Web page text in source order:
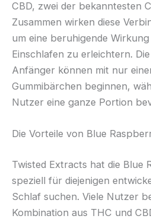
CBD, zwei der bekanntesten
Zusammen wirken diese
um eine beruhigende
Einschlafen zu erleichtern.
Anfänger können mit nur
Gummibärchen beginnen,
Nutzer eine ganze Portion
Die Vorteile von Blue
Twisted Extracts hat die Blue
speziell für diejenigen
Schlaf suchen. Viele Nutzer
Kombination aus THC und